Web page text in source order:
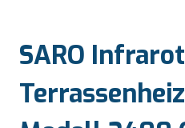
SARO